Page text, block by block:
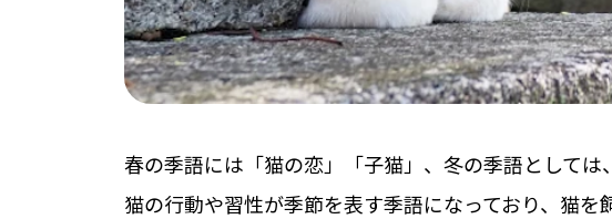
春の季語には「猫の恋」「子猫」、冬の季語としては
猫の行動や習性が季節を表す季語になっており、猫